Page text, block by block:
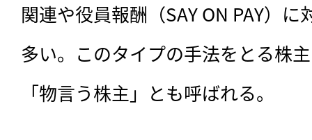
関連や役員報酬（SAY ON PAY）
多い。このタイプの手法をとる株
「物言う株主」とも呼ばれる。